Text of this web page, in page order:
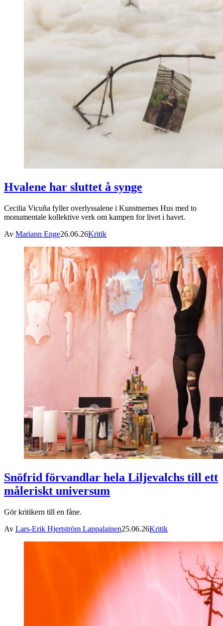
Hvalene har sluttet å synge
Cecilia Vicuña fyller overlyssalene i Kunstnernes Hus med to
monumentale kollektive verk om kampen for livet i havet.
Av Mariann Enge26.06.26Kritik
Snöfrid förvandlar hela Liljevalchs till ett
måleriskt universum
Gör kritikern till en fåne.
Av Lars-Erik Hjertström Lappalainen25.06.26Kritik